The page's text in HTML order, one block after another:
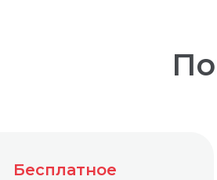
и понятная маркировка
Бесплатное